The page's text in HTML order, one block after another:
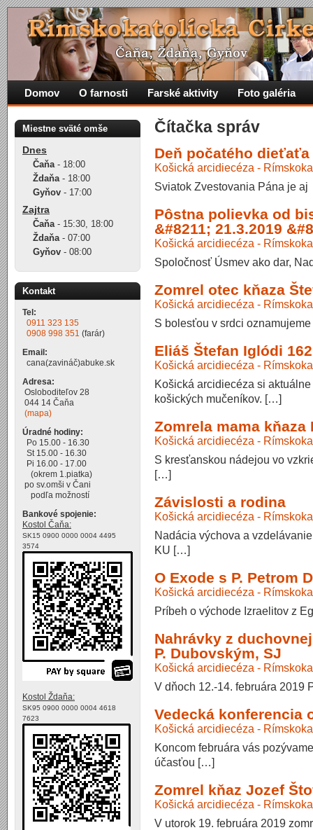
Čítačka správ
Deň počatého dieťaťa
Košická arcidiecéza -
Sviatok Zvestovania Pána je
Pôstna polievka od
&#8211; 21.3.2019
Košická arcidiecéza -
Spoločnosť Úsmev ako dar,
Zomrel otec kňaza
Košická arcidiecéza -
S bolesťou v srdci
Eliáš Štefan Iglódi
Košická arcidiecéza -
Košická arcidiecéza si
košických mučeníkov. […]
Zomrela mama
Košická arcidiecéza -
S kresťanskou nádejou vo
[…]
Závislosti a rodina
Košická arcidiecéza -
Nadácia výchova a
KU […]
O Exode s P. Petrom
Košická arcidiecéza -
Príbeh o východe Izraelitov z
Nahrávky z
P. Dubovským, SJ
Košická arcidiecéza -
V dňoch 12.-14. februára 2019
Vedecká konferencia
Košická arcidiecéza -
Koncom februára vás
účasťou […]
Zomrel kňaz Jozef
Košická arcidiecéza -
V utorok 19. februára 2019
Domov O farnosti Farské aktivity Foto galéria
Miestne sväté omše
Dnes
Čaňa- 18:00
Ždaňa- 18:00
Gyňov - 17:00
Zajtra
Čaňa- 15:30, 18:00
Ždaňa- 07:00
Gyňov - 08:00
Kontakt
Tel:
0911 323 135
0908 998 351 (farár)
Email:
cana(zavináč)abuke.sk
Adresa:
Osloboditeľov 28
044 14 Čaňa
(mapa)
Úradné hodiny:
Po 15.00 - 16.30
St 15.00 - 16.30
Pi 16.00 - 17.00
(okrem 1.piatka)
po sv.omši v Čani
podľa možností
Bankové spojenie:
Kostol Čaňa:
SK15 0900 0000 0004 4495
3574
Kostol Ždaňa:
SK95 0900 0000 0004 4618
7623